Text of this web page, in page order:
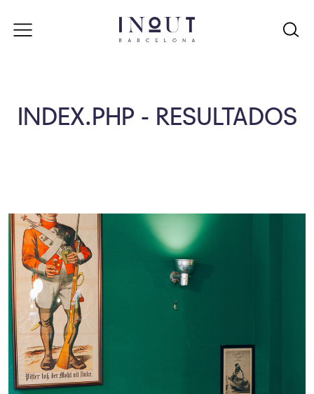
INDEX.PHP - RESULTADOS